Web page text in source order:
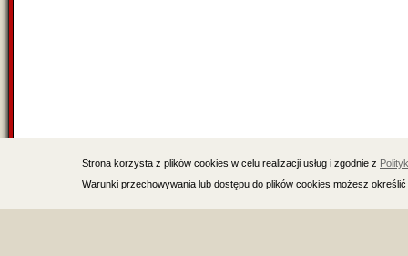
Strona korzysta z plików cookies w celu realizacji usług i zgodnie z
Warunki przechowywania lub dostępu do plików cookies możesz